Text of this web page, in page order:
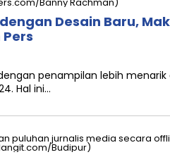
Desain Baru,
penampilan lebih
Hal ini…